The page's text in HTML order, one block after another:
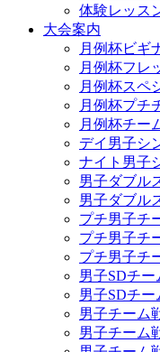
体験レッス
大会案内
月例杯ビギ
月例杯フレ
月例杯スペ
月例杯プチ
月例杯チー
デイ男子シ
ナイト男子
男子ダブル
男子ダブル
プチ男子チ
プチ男子チ
プチ男子チ
男子SDチー
男子SDチー
男子チーム
男子チーム